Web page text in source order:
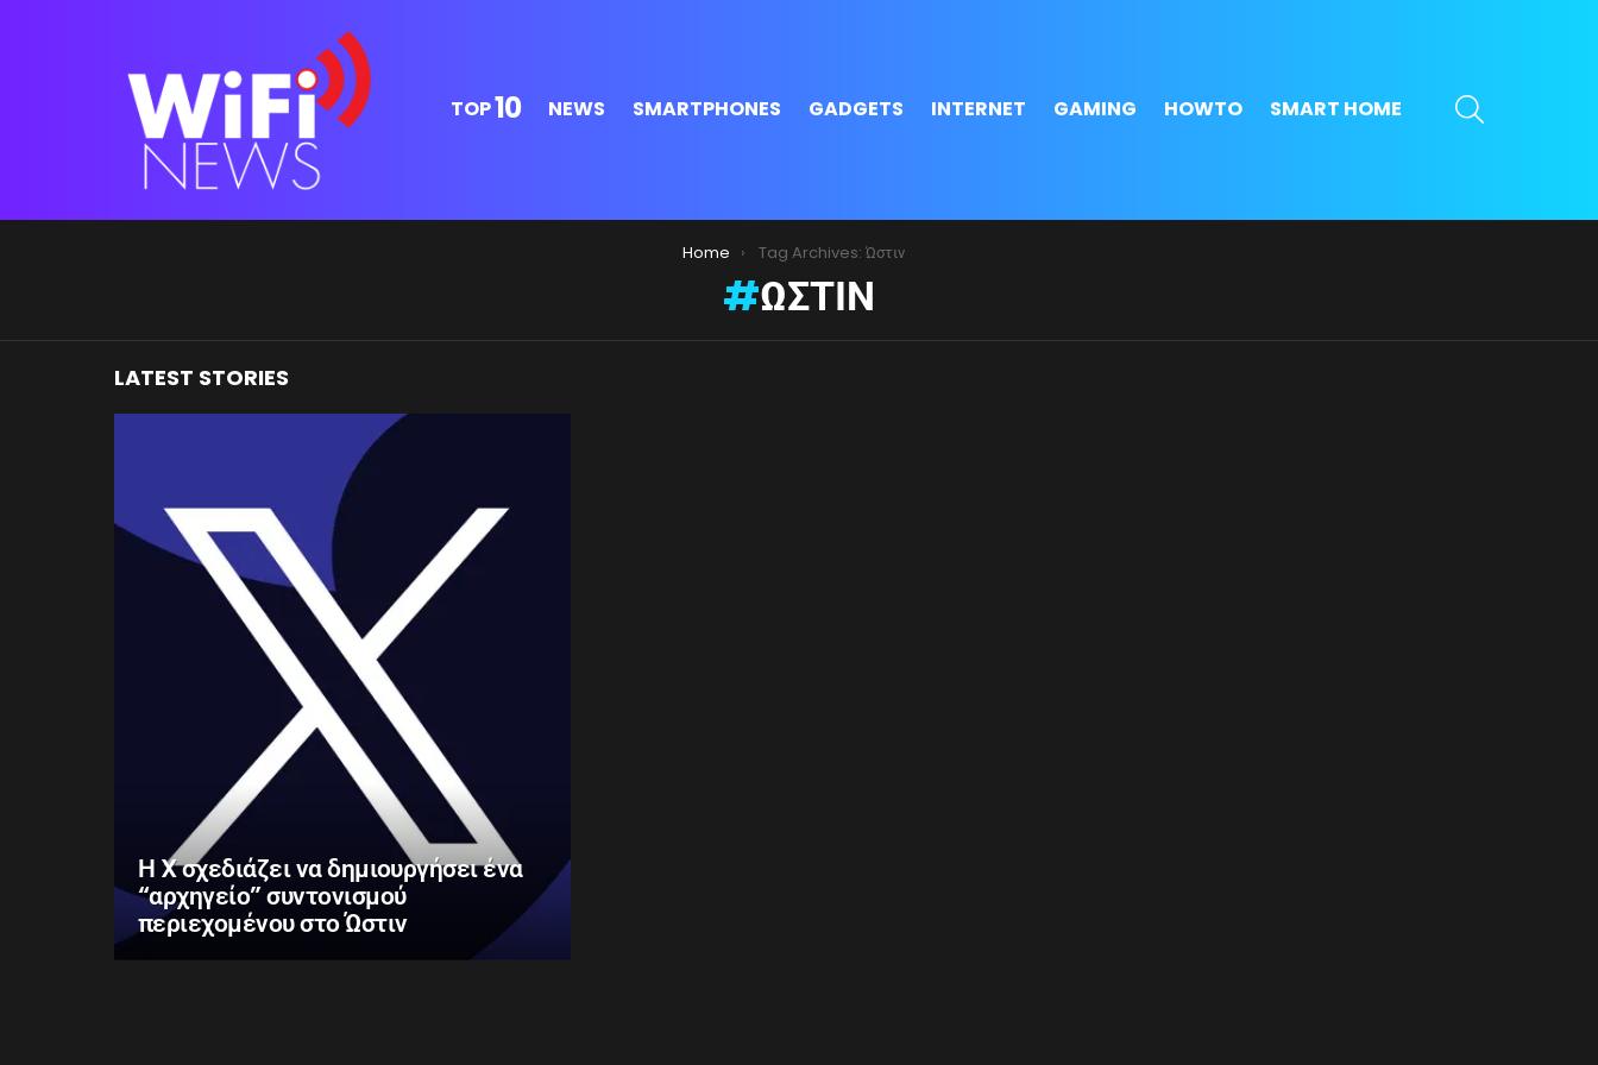
TOP10 NEWS SMARTPHONES GADGETS INTERNET GAMING HOWTO SMART HOME
Home Tag Archives: Ώστιν
ΏΣΤΙΝ
LATEST STORIES
Η X σχεδιάζει να δημιουργήσει ένα
“αρχηγείο” συντονισμού
περιεχομένου στο Ώστιν